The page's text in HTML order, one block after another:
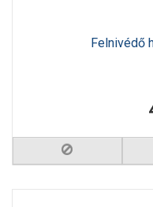
Felnivédő